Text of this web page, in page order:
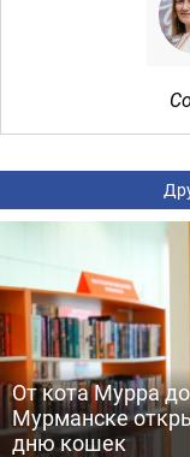
От кота Мурра
Мурманске
дню кошек